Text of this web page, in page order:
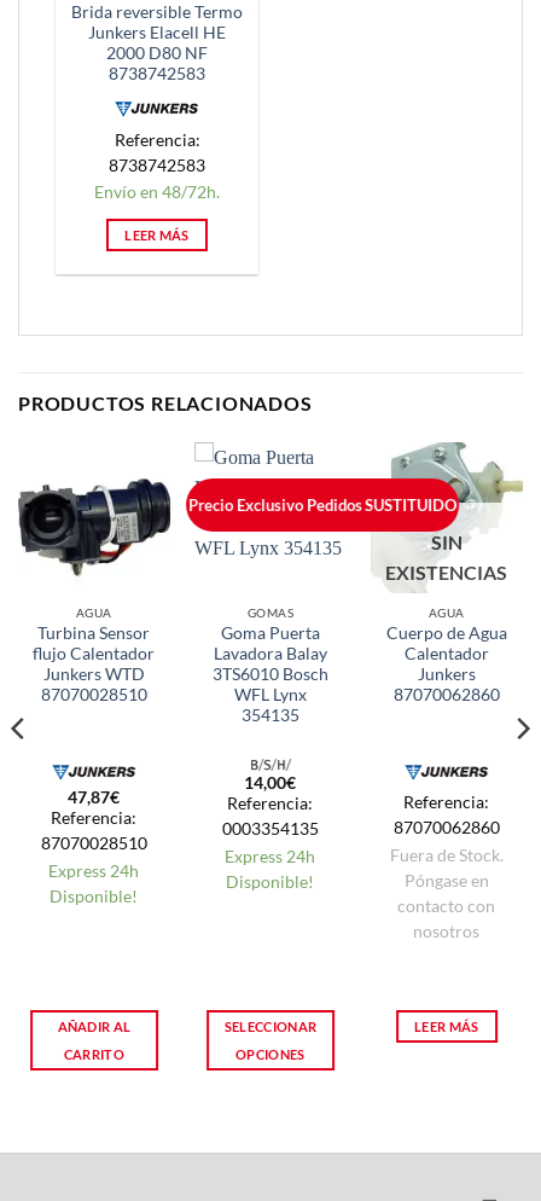
Brida reversible Termo
Junkers Elacell HE
2000 D80 NF
8738742583
Referencia:
8738742583
Envío en 48/72h.
LEER MÁS
PRODUCTOS RELACIONADOS
AGUA
Turbina Sensor
flujo Calentador
Junkers WTD
87070028510
47,87€
Referencia:
87070028510
Express 24h
Disponible!
AÑADIR AL
CARRITO
Precio Exclusivo Pedidos Online
GOMAS
Goma Puerta
Lavadora Balay
3TS6010 Bosch
WFL Lynx
354135
14,00€
Referencia:
0003354135
Express 24h
Disponible!
SELECCIONAR
OPCIONES
múltiples
SUSTITUIDO
SIN
EXISTENCIAS
AGUA
Cuerpo de Agua
Calentador
Junkers
87070062860
Referencia:
87070062860
Fuera de Stock.
Póngase en
contacto con
nosotros
LEER MÁS